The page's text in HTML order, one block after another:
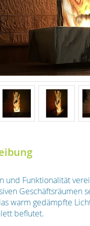
und Funktionalität
Geschäftsräumen
warm gedämpfte
beflutet.